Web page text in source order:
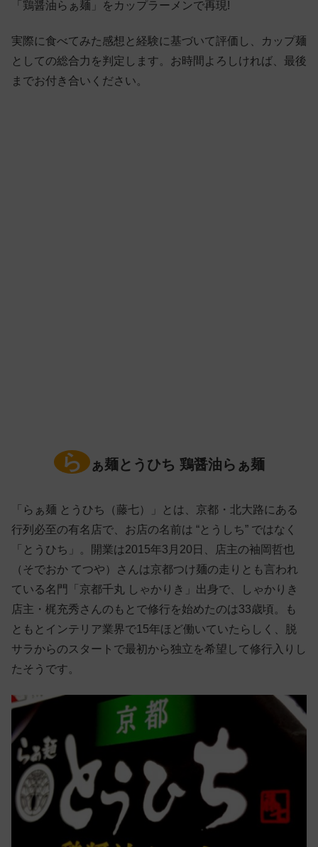
「鶏醤油らぁ麺」をカップラーメンで再現!
実際に食べてみた感想と経験に基づいて評価し、カップ麺
としての総合力を判定します。お時間よろしければ、最後
までお付き合いください。
ら ぁ麺とうひち 鶏醤油らぁ麺
「らぁ麺 とうひち（藤七）」とは、京都・北大路にある
行列必至の有名店で、お店の名前は “とうしち” ではなく
「とうひち」。開業は2015年3月20日、店主の袖岡哲也
（そでおか てつや）さんは京都つけ麺の走りとも言われ
ている名門「京都千丸 しゃかりき」出身で、しゃかりき
店主・梶充秀さんのもとで修行を始めたのは33歳頃。も
ともとインテリア業界で15年ほど働いていたらしく、脱
サラからのスタートで最初から独立を希望して修行入りし
たそうです。